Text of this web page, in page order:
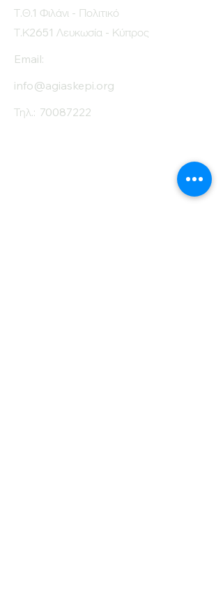
Τ.Θ.1 Φιλάνι - Πολιτικό
Τ.Κ2651 Λευκωσία - Κύπρος
Email:
info@agiaskepi.org
Τηλ.: 70087222